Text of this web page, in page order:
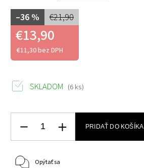
€21,90
–36 %
€13,90
€11,30 bez DPH
SKLADOM (6 ks)
PRIDAŤ DO KOŠÍKA
Opýtať sa